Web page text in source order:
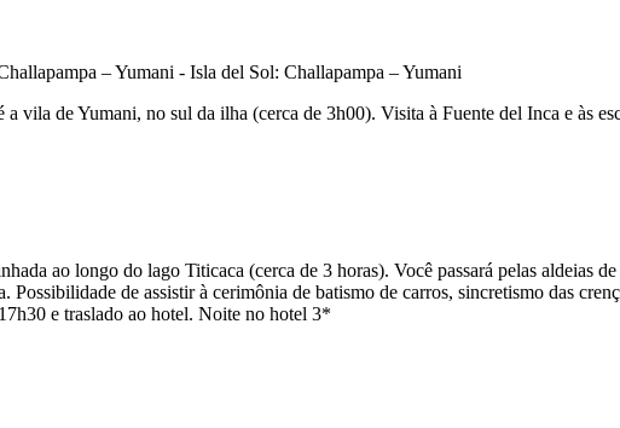
vila de Yumani, no sul da ilha (cerca de 3h00). Visita à Fuente del Inca e às
ao longo do lago Titicaca (cerca de 3 horas). Você passará pelas aldeias
de assistir à cerimônia de batismo de carros, sincretismo das
e traslado ao hotel. Noite no hotel 3*